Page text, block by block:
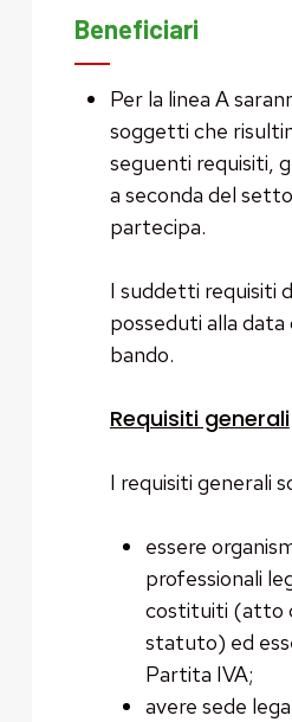
Beneficiari
Per la linea A
soggetti che
seguenti requisiti,
a seconda del
partecipa.
I suddetti requisiti
posseduti alla data
bando.
Requisiti generali
I requisiti generali
essere
professionali
costituiti (atto
statuto) ed
Partita IVA;
avere sede